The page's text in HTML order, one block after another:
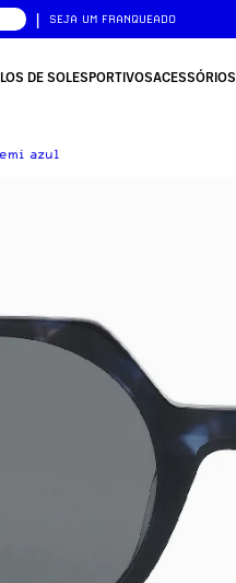
| SEJA UM FRANQUEADO
DE SOLESPORTIVOSACESSÓRIOS
azul